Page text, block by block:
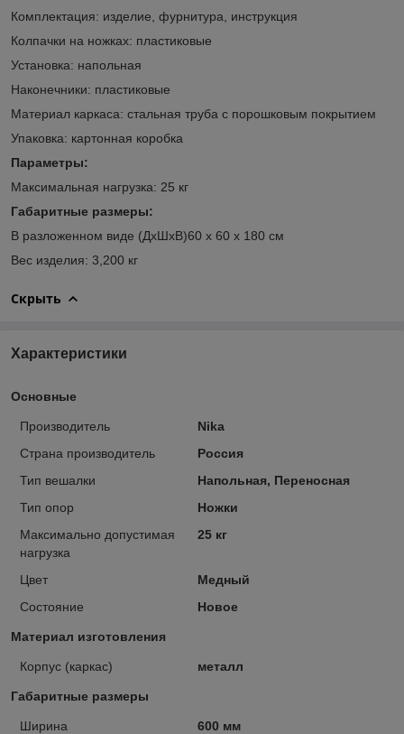
Комплектация: изделие, фурнитура, инструкция
Колпачки на ножках: пластиковые
Установка: напольная
Наконечники: пластиковые
Материал каркаса: стальная труба с порошковым покрытием
Упаковка: картонная коробка
Параметры:
Максимальная нагрузка: 25 кг
Габаритные размеры:
В разложенном виде (ДхШхВ)60 х 60 х 180 см
Вес изделия: 3,200 кг
Скрыть
Характеристики
Основные
Производитель
Nika
Страна производитель
Россия
Тип вешалки
Напольная, Переносная
Тип опор
Ножки
Максимально допустимая
нагрузка
25 кг
Цвет
Медный
Состояние
Новое
Материал изготовления
Корпус (каркас) металл
Габаритные размеры
Ширина
600 мм